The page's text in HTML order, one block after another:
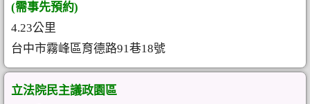
(需事先預約)
4.23公里
台中市霧峰區育德路91巷18號
立法院民主議政園區